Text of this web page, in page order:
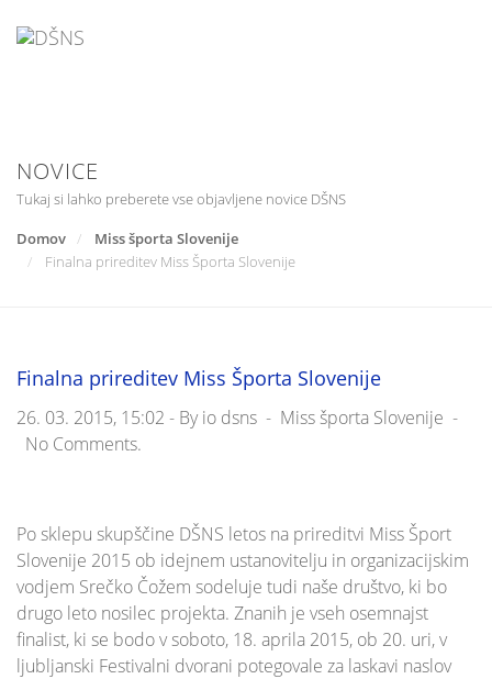
NOVICE
Tukaj si lahko preberete vse objavljene novice DŠNS
Domov
Miss športa Slovenije
Finalna prireditev Miss Športa Slovenije
Finalna prireditev Miss Športa Slovenije
26. 03. 2015, 15:02 - Byio dsns - Miss športa Slovenije -
No Comments.
Po sklepu skupščine DŠNS letos na prireditvi Miss Šport
Slovenije 2015 ob idejnem ustanovitelju in organizacijskim
vodjem Srečko Čožem sodeluje tudi naše društvo, ki bo
drugo leto nosilec projekta. Znanih je vseh osemnajst
finalist, ki se bodo v soboto, 18. aprila 2015, ob 20. uri, v
ljubljanski Festivalni dvorani potegovale za laskavi naslov